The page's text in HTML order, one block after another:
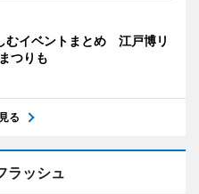
むイベントまとめ 江戸博リ
つりも
る
ラッシュ